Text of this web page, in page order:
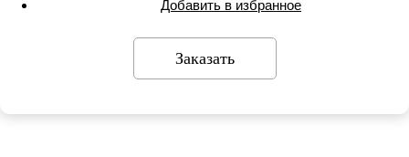
Добавить в избранное
Заказать